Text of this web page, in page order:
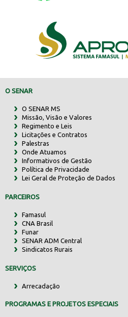
O SENAR
O SENAR MS
Missão, Visão e Valores
Regimento e Leis
Licitações e Contratos
Palestras
Onde Atuamos
Informativos de Gestão
Política de Privacidade
Lei Geral de Proteção de Dados
PARCEIROS
Famasul
CNA Brasil
Funar
SENAR ADM Central
Sindicatos Rurais
SERVIÇOS
Arrecadação
PROGRAMAS E PROJETOS ESPECIAIS